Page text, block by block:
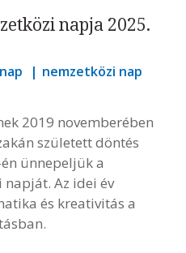
napja 2025.
nap
nemzetközi nap
2019 novemberében
született döntés
ünnepeljük a
Az idei év
és kreativitás a